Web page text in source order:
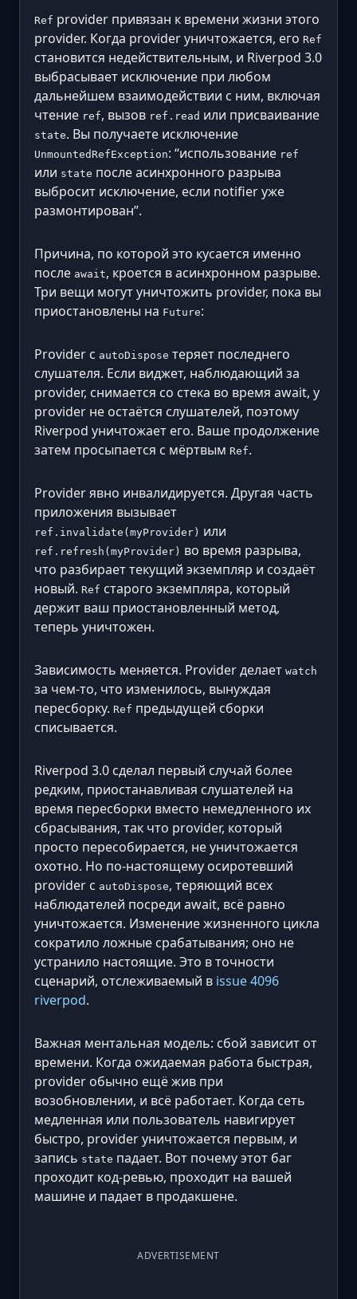
Ref provider привязан к времени жизни этого
provider. Когда provider уничтожается, его Ref
становится недействительным, и Riverpod 3.0
выбрасывает исключение при любом
дальнейшем взаимодействии с ним, включая
чтение ref, вызов ref.read или присваивание
state. Вы получаете исключение
UnmountedRefException: “использование ref
или state после асинхронного разрыва
выбросит исключение, если notifier уже
размонтирован”.
Причина, по которой это кусается именно
после await, кроется в асинхронном разрыве.
Три вещи могут уничтожить provider, пока вы
приостановлены на Future:
Provider с autoDispose теряет последнего
слушателя. Если виджет, наблюдающий за
provider, снимается со стека во время await, у
provider не остаётся слушателей, поэтому
Riverpod уничтожает его. Ваше продолжение
затем просыпается с мёртвым Ref.
Provider явно инвалидируется. Другая часть
приложения вызывает
ref.invalidate(myProvider) или
ref.refresh(myProvider) во время разрыва,
что разбирает текущий экземпляр и создаёт
новый. Ref старого экземпляра, который
держит ваш приостановленный метод,
теперь уничтожен.
Зависимость меняется. Provider делает watch
за чем-то, что изменилось, вынуждая
пересборку. Ref предыдущей сборки
списывается.
Riverpod 3.0 сделал первый случай более
редким, приостанавливая слушателей на
время пересборки вместо немедленного их
сбрасывания, так что provider, который
просто пересобирается, не уничтожается
охотно. Но по-настоящему осиротевший
provider с autoDispose, теряющий всех
наблюдателей посреди await, всё равно
уничтожается. Изменение жизненного цикла
сократило ложные срабатывания; оно не
устранило настоящие. Это в точности
сценарий, отслеживаемый в issue 4096
riverpod.
Важная ментальная модель: сбой зависит от
времени. Когда ожидаемая работа быстрая,
provider обычно ещё жив при
возобновлении, и всё работает. Когда сеть
медленная или пользователь навигирует
быстро, provider уничтожается первым, и
запись state падает. Вот почему этот баг
проходит код-ревью, проходит на вашей
машине и падает в продакшене.
ADVERTISEMENT